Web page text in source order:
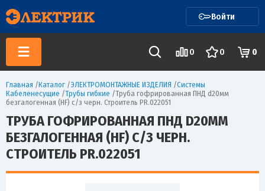
Войти
0 0 0
Главная /Каталог /ЭЛЕКТРОМОНТАЖНЫЕ ИЗДЕЛИЯ /Системы
Кабеленесущие /Трубы гибкие /Труба гофрированная ПНД d20мм
безгалогенная (HF) с/з черн. Строитель PR.022051
ТРУБА ГОФРИРОВАННАЯ ПНД D20ММ
БЕЗГАЛОГЕННАЯ (HF) С/З ЧЕРН.
СТРОИТЕЛЬ PR.022051